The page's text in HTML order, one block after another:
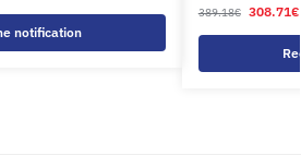
notification
389.18€ 308.71€